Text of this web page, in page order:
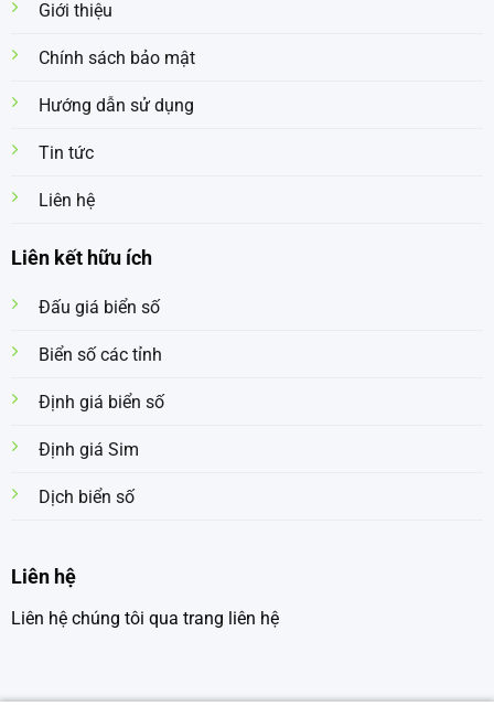
Giới thiệu
Chính sách bảo mật
Hướng dẫn sử dụng
Tin tức
Liên hệ
Liên kết hữu ích
Đấu giá biển số
Biển số các tỉnh
Định giá biển số
Định giá Sim
Dịch biển số
Liên hệ
Liên hệ chúng tôi qua trang liên hệ